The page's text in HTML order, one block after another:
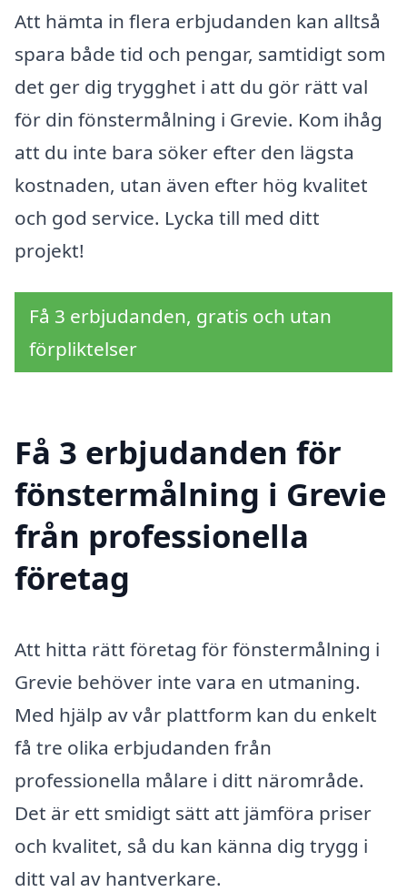
Att hämta in flera erbjudanden kan alltså
spara både tid och pengar, samtidigt som
det ger dig trygghet i att du gör rätt val
för din fönstermålning i Grevie. Kom ihåg
att du inte bara söker efter den lägsta
kostnaden, utan även efter hög kvalitet
och god service. Lycka till med ditt
projekt!
Få 3 erbjudanden, gratis och utan
förpliktelser
Få 3 erbjudanden för
fönstermålning i Grevie
från professionella
företag
Att hitta rätt företag för fönstermålning i
Grevie behöver inte vara en utmaning.
Med hjälp av vår plattform kan du enkelt
få tre olika erbjudanden från
professionella målare i ditt närområde.
Det är ett smidigt sätt att jämföra priser
och kvalitet, så du kan känna dig trygg i
ditt val av hantverkare.